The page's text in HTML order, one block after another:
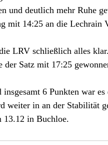
und deutlich mehr Ruhe
mit 14:25 an die Lechrain
LRV schließlich alles
der Satz mit 17:25
6 Punkten war
weiter in an der Stabilität
13.12 in Buchloe.